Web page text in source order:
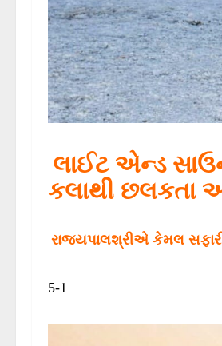
લાઈટ એન્ડ
કલાથી છલકતા
રાજયપાલશ્રીએ કેમલ સફારી
5-1